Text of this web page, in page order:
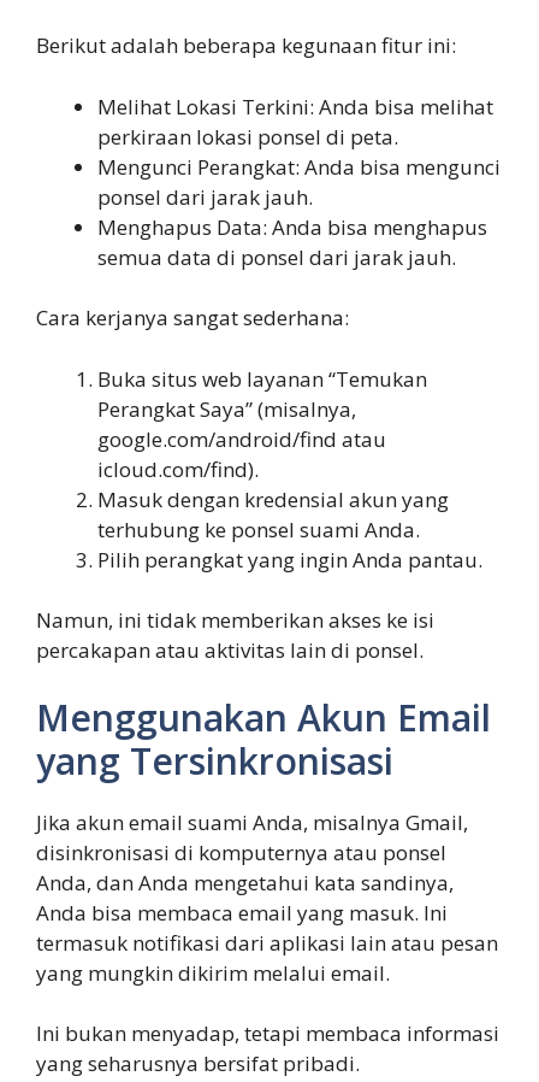
Berikut adalah beberapa kegunaan fitur ini:
Melihat Lokasi Terkini: Anda bisa melihat
perkiraan lokasi ponsel di peta.
Mengunci Perangkat: Anda bisa mengunci
ponsel dari jarak jauh.
Menghapus Data: Anda bisa menghapus
semua data di ponsel dari jarak jauh.
Cara kerjanya sangat sederhana:
Buka situs web layanan “Temukan
Perangkat Saya” (misalnya,
google.com/android/find atau
icloud.com/find).
Masuk dengan kredensial akun yang
terhubung ke ponsel suami Anda.
Pilih perangkat yang ingin Anda pantau.
Namun, ini tidak memberikan akses ke isi
percakapan atau aktivitas lain di ponsel.
Menggunakan Akun Email
yang Tersinkronisasi
Jika akun email suami Anda, misalnya Gmail,
disinkronisasi di komputernya atau ponsel
Anda, dan Anda mengetahui kata sandinya,
Anda bisa membaca email yang masuk. Ini
termasuk notifikasi dari aplikasi lain atau pesan
yang mungkin dikirim melalui email.
Ini bukan menyadap, tetapi membaca informasi
yang seharusnya bersifat pribadi.